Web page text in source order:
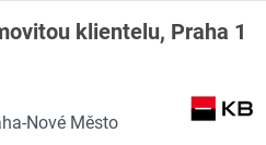
klientelu, Praha 1
Nové Město